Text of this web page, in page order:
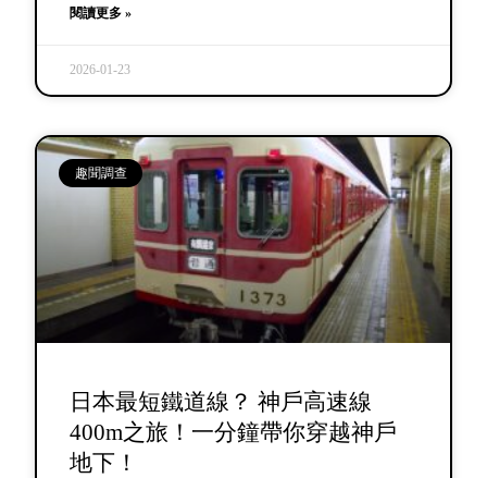
閱讀更多 »
2026-01-23
趣聞調查
日本最短鐵道線？ 神戶高速線
400m之旅！一分鐘帶你穿越神戶
地下！